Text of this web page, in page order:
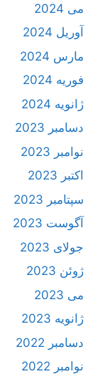
می 2024
آوریل 2024
مارس 2024
فوریه 2024
ژانویه 2024
دسامبر 2023
نوامبر 2023
اکتبر 2023
سپتامبر 2023
آگوست 2023
جولای 2023
ژوئن 2023
می 2023
ژانویه 2023
دسامبر 2022
نوامبر 2022